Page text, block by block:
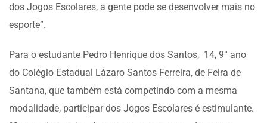
dos Jogos Escolares, a gente pode se desenvolver mais no
esporte”.
Para o estudante Pedro Henrique dos Santos, 14, 9° ano
do Colégio Estadual Lázaro Santos Ferreira, de Feira de
Santana, que também está competindo com a mesma
modalidade, participar dos Jogos Escolares é estimulante.